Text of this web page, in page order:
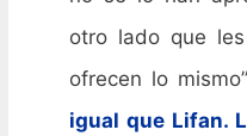
otro lado que
ofrecen lo
igual que Lifan.